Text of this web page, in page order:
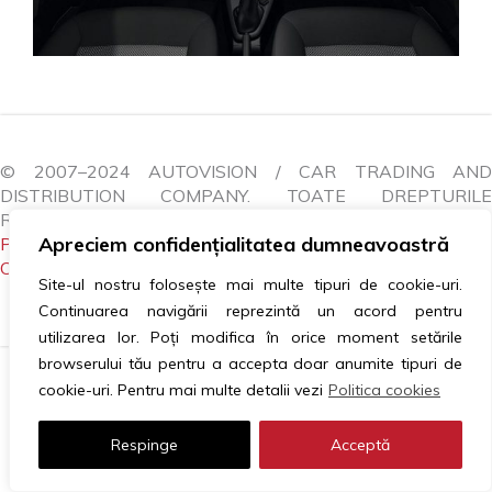
Apreciem confidențialitatea dumneavoastră
Site-ul nostru folosește mai multe tipuri de cookie-uri.
Continuarea navigării reprezintă un acord pentru
utilizarea lor. Poți modifica în orice moment setările
browserului tău pentru a accepta doar anumite tipuri de
cookie-uri. Pentru mai multe detalii vezi Politica cookies
Respinge Acceptă
© 2007–2024 AUTOVISION / CAR TRADING AND
DISTRIBUTION COMPANY. TOATE DREPTURILE
REZERVATE.
POLITICA COOKIES|GDPR|ANPC|LITIGII
CONTACTEAZĂ-NE